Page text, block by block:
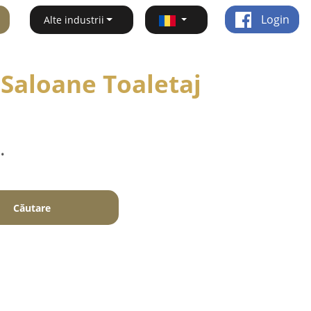
Alte industrii Login
Toaletaj
Căutare